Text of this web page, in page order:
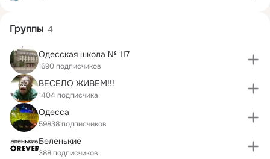
Группы 4
Одесская школа № 117
1690 подписчиков
ВЕСЕЛО ЖИВЕМ!!!
1404 подписчика
Одесса
59838 подписчиков
Беленькие
388 подписчиков